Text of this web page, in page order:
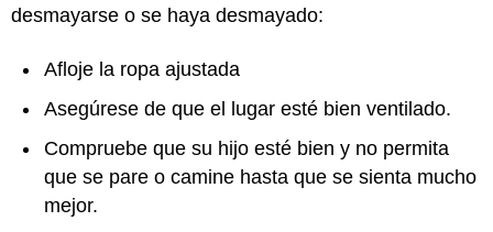
desmayarse o se haya desmayado:
Afloje la ropa ajustada
Asegúrese de que el lugar esté bien ventilado.
Compruebe que su hijo esté bien y no permita
que se pare o camine hasta que se sienta mucho
mejor.